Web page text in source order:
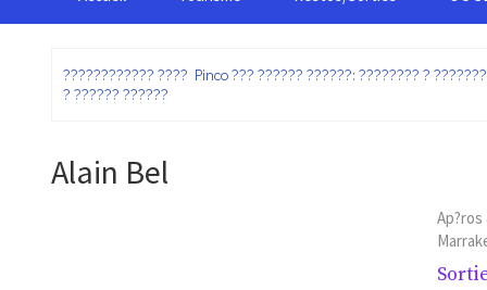
???????????? ???? Pinco ??? ?????? ??????: ???????? ?
? ?????? ??????
Alain Bel